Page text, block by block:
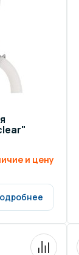
для
и цену